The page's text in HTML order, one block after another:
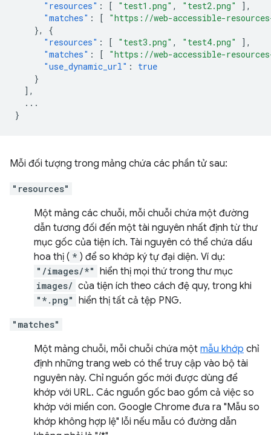
"resources" : [ "test1.png" , "test2.png"
],
"matches" : [
"https://web-accessible-
},
{
"resources" : [ "test3.png" , "test4.png"
],
"matches" : [
"https://web-accessible-
"use_dynamic_url" :
true
}
],
...
}
Mỗi đối tượng trong mảng chứa các phần tử sau:
"resources"
Một mảng các chuỗi, mỗi chuỗi chứa một đường
dẫn tương đối đến một tài nguyên nhất định từ thư
mục gốc của tiện ích. Tài nguyên có thể chứa dấu
hoa thị ( * ) để so khớp ký tự đại diện. Ví dụ:
"/images/*" hiển thị mọi thứ trong thư mục
images/ của tiện ích theo cách đệ quy, trong khi
"*.png" hiển thị tất cả tệp PNG.
"matches"
Một mảng chuỗi, mỗi chuỗi chứa một mẫu khớp chỉ
định những trang web có thể truy cập vào bộ tài
nguyên này. Chỉ nguồn gốc mới được dùng để
khớp với URL. Các nguồn gốc bao gồm cả việc so
khớp với miền con. Google Chrome đưa ra "Mẫu so
khớp không hợp lệ" lỗi nếu mẫu có đường dẫn